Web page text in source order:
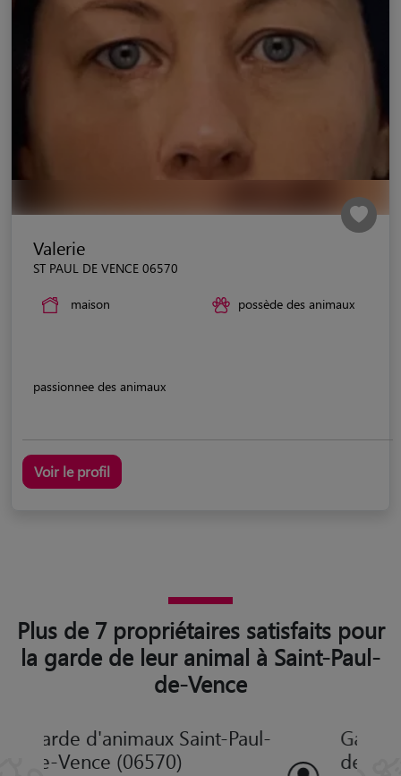
Valerie
ST PAUL DE VENCE 06570
maison possède des animaux
passionnee des animaux
Voir le profil
Plus de 7 propriétaires satisfaits pour
la garde de leur animal à Saint-Paul-
de-Vence
Garde d'animaux Saint-Paul-
de-Vence (06570)